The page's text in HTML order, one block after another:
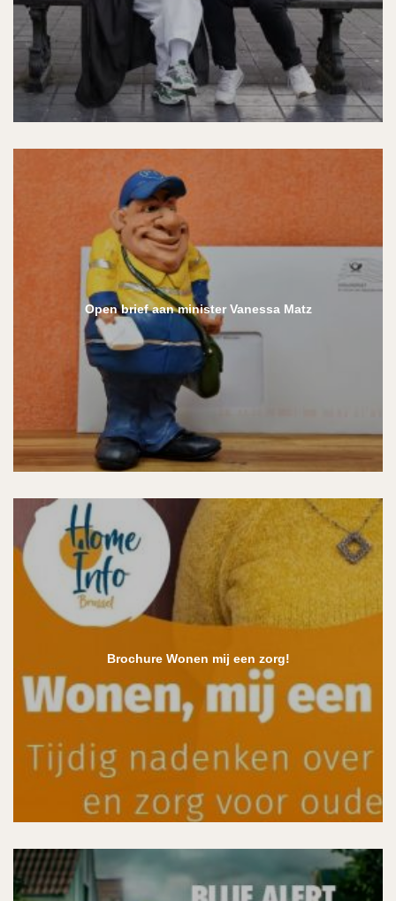
Open brief aan minister Vanessa Matz
Brochure Wonen mij een zorg!